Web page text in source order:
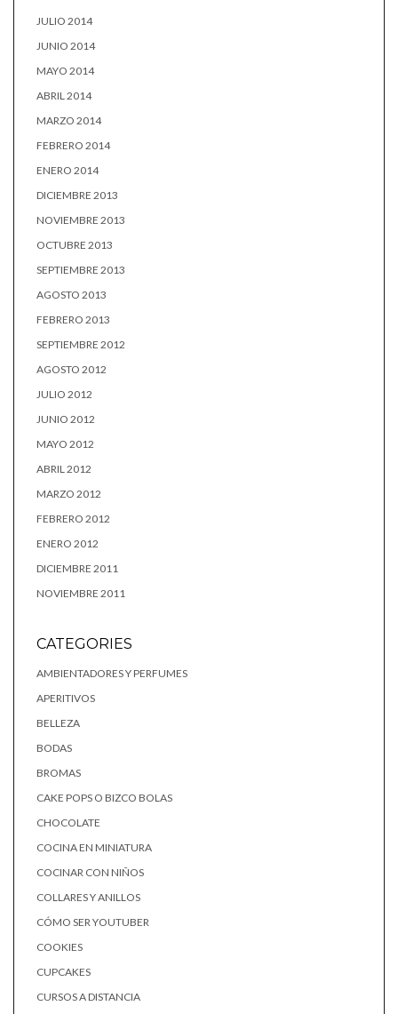
JULIO 2014
JUNIO 2014
MAYO 2014
ABRIL 2014
MARZO 2014
FEBRERO 2014
ENERO 2014
DICIEMBRE 2013
NOVIEMBRE 2013
OCTUBRE 2013
SEPTIEMBRE 2013
AGOSTO 2013
FEBRERO 2013
SEPTIEMBRE 2012
AGOSTO 2012
JULIO 2012
JUNIO 2012
MAYO 2012
ABRIL 2012
MARZO 2012
FEBRERO 2012
ENERO 2012
DICIEMBRE 2011
NOVIEMBRE 2011
CATEGORIES
AMBIENTADORES Y PERFUMES
APERITIVOS
BELLEZA
BODAS
BROMAS
CAKE POPS O BIZCO BOLAS
CHOCOLATE
COCINA EN MINIATURA
COCINAR CON NIÑOS
COLLARES Y ANILLOS
CÓMO SER YOUTUBER
COOKIES
CUPCAKES
CURSOS A DISTANCIA